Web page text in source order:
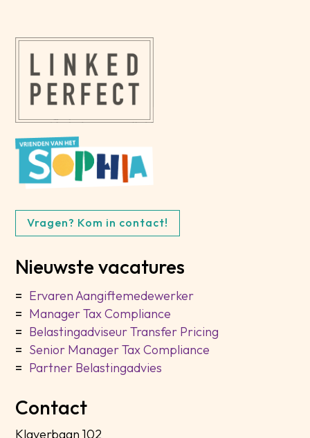
Vragen? Kom in contact!
Nieuwste vacatures
Ervaren Aangiftemedewerker
Manager Tax Compliance
Belastingadviseur Transfer Pricing
Senior Manager Tax Compliance
Partner Belastingadvies
Contact
Klaverbaan 102